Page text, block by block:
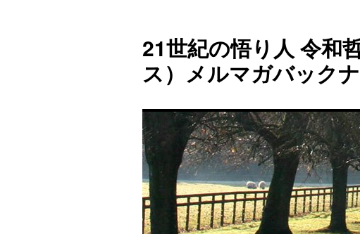
テ
ン
ツ
へ
キ
ッ
プ
21世紀の悟り人 令和
ス）メルマガバック